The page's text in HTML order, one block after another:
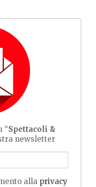
“Spettacoli &
newsletter
alla privacy